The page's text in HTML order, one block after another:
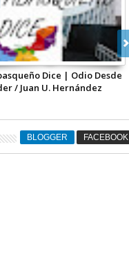
Dice | Odio Desde
/ Juan U. Hernández
BLOGGER FACEBOOK